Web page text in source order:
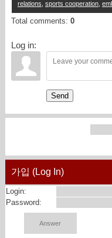
relations sports cooperation,
Total comments: 0
Log in:
Send
가입 (Log In)
Login:
Password: